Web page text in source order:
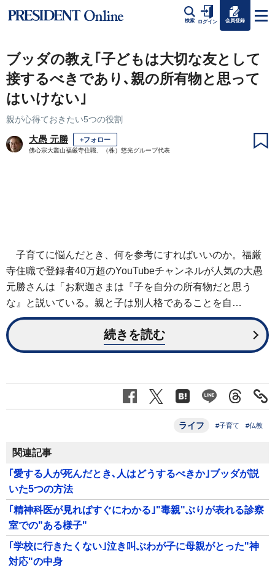
検索 ログイン 会員登録
ブッダの教え｢子どもは大切な友として
接するべきであり､親の所有物と思って
はいけない｣
親が心得ておきたい5つの役割
大愚 元勝 +フォロー
佛心宗大叢山福厳寺住職、（株）慈光グループ代表
子育てに悩んだとき、何を参考にすればいいのか。福厳
寺住職で登録者40万超のYouTubeチャンネルが人気の大愚
元勝さんは「お釈迦さまは『子を自分の所有物だと思う
な』と説いている。親と子は別人格であることを自…
続きを読む
ライフ #子育て #仏教
関連記事
｢愛する人が死んだとき､人はどうするべきか｣ブッダが説
いた5つの方法
｢精神科医が見ればすぐにわかる｣"毒親"ぶりが表れる診察
室での"ある様子"
｢学校に行きたくない｣泣き叫ぶわが子に母親がとった"神
対応"の中身